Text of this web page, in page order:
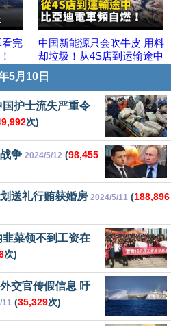
完
中国新能源只会吹牛皮 用料
却垃圾！从4S店到运输途中
5月10日
护士流失严重令
次)
争 2024/5/12 (98,455
送礼行贿获婚房 2024/5/11 (188,896
菜领不到工资在
次)
交官传假信息 吁
11 (35,329次)